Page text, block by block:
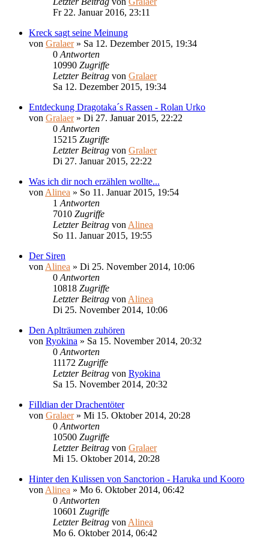
Fr 22. Januar 2016, 23:11
Kreck sagt seine Meinung
von Gralaer» Sa 12. Dezember 2015, 19:34
0 Antworten
10990 Zugriffe
Letzter Beitrag von Gralaer
Sa 12. Dezember 2015, 19:34
Entdeckung Dragotaka´s Rassen - Rolan Urko
von Gralaer» Di 27. Januar 2015, 22:22
0 Antworten
15215 Zugriffe
Letzter Beitrag von Gralaer
Di 27. Januar 2015, 22:22
Was ich dir noch erzählen wollte...
von Alinea » So 11. Januar 2015, 19:54
1 Antworten
7010 Zugriffe
Letzter Beitrag von Alinea
So 11. Januar 2015, 19:55
Der Siren
von Alinea » Di 25. November 2014, 10:06
0 Antworten
10818 Zugriffe
Letzter Beitrag von Alinea
Di 25. November 2014, 10:06
Den Aplträumen zuhören
von Ryokina » Sa 15. November 2014, 20:32
0 Antworten
11172 Zugriffe
Letzter Beitrag von Ryokina
Sa 15. November 2014, 20:32
FiIldian der Drachentöter
von Gralaer» Mi 15. Oktober 2014, 20:28
0 Antworten
10500 Zugriffe
Letzter Beitrag von Gralaer
Mi 15. Oktober 2014, 20:28
Hinter den Kulissen von Sanctorion - Haruka und Kooro
von Alinea » Mo 6. Oktober 2014, 06:42
0 Antworten
10601 Zugriffe
Letzter Beitrag von Alinea
Mo 6. Oktober 2014, 06:42